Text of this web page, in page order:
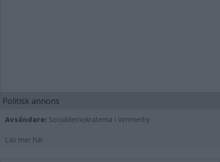
Politisk annons
Avsändare: Socialdemokraterna i Vimmerby
Läs mer här